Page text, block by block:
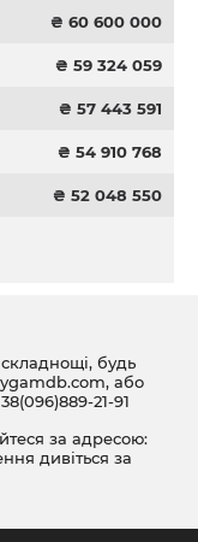
₴ 60 600 000
₴ 59 324 059
₴ 57 443 591
₴ 54 910 768
₴ 52 048 550
будь
, або
21-91
за адресою:
дивіться за